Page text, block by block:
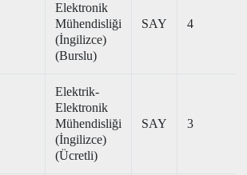
Elektronik
Mühendisliği
(İngilizce)
(Burslu)
SAY 4
Elektrik-
Elektronik
Mühendisliği
(İngilizce)
(Ücretli)
SAY 3